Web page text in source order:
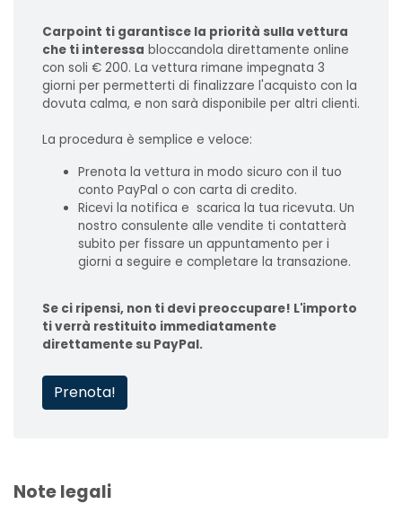
Carpoint ti garantisce la priorità sulla vettura
che ti interessa bloccandola direttamente online
con soli € 200. La vettura rimane impegnata 3
giorni per permetterti di finalizzare l'acquisto con la
dovuta calma, e non sarà disponibile per altri clienti.
La procedura è semplice e veloce:
Prenota la vettura in modo sicuro con il tuo
conto PayPal o con carta di credito.
Ricevi la notifica e scarica la tua ricevuta. Un
nostro consulente alle vendite ti contatterà
subito per fissare un appuntamento per i
giorni a seguire e completare la transazione.
Se ci ripensi, non ti devi preoccupare! L'importo
ti verrà restituito immediatamente
direttamente su PayPal.
Prenota!
Note legali